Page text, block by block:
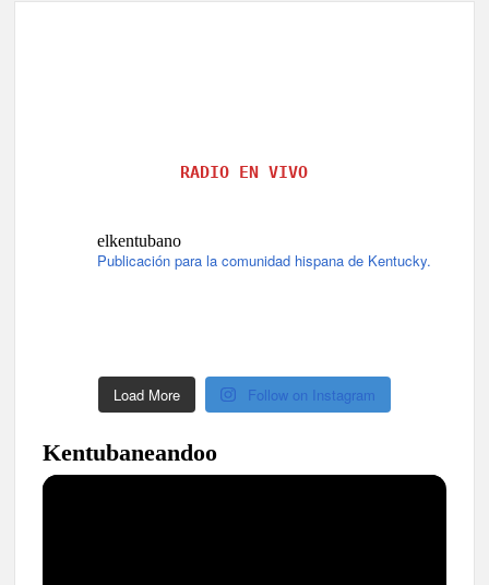
RADIO EN VIVO
elkentubano
Publicación para la comunidad hispana de Kentucky.
Load More Follow on Instagram
Kentubaneandoo